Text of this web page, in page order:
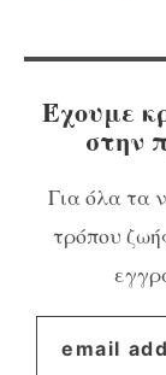
Έχουμε
στην
Για όλα τα
τρόπου